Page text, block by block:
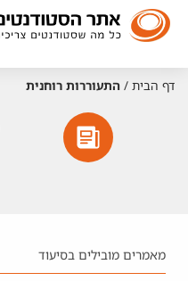
דף הבית / התעוררות רוחנית
מאמרים מובילים בסיעוד